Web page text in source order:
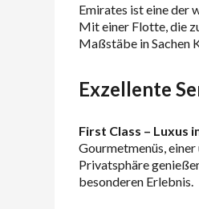
Emirates ist eine der
Mit einer Flotte, die
Maßstäbe in Sachen
Exzellente
First Class – Luxus
Gourmetmenüs,
Privatsphäre
besonderen Erlebnis.